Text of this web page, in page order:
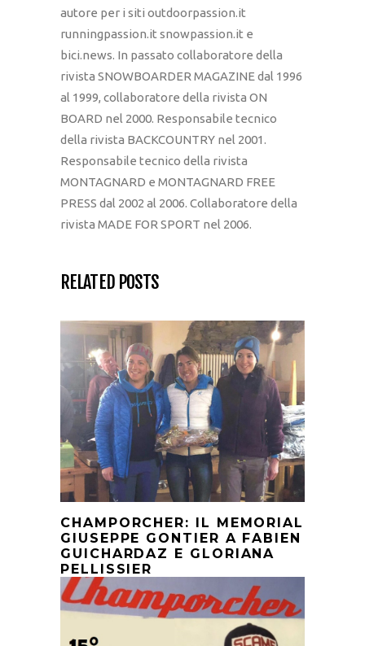
autore per i siti outdoorpassion.it
runningpassion.it snowpassion.it e
bici.news. In passato collaboratore della
rivista SNOWBOARDER MAGAZINE dal 1996
al 1999, collaboratore della rivista ON
BOARD nel 2000. Responsabile tecnico
della rivista BACKCOUNTRY nel 2001.
Responsabile tecnico della rivista
MONTAGNARD e MONTAGNARD FREE
PRESS dal 2002 al 2006. Collaboratore della
rivista MADE FOR SPORT nel 2006.
RELATED POSTS
CHAMPORCHER: IL MEMORIAL
GIUSEPPE GONTIER A FABIEN
GUICHARDAZ E GLORIANA
PELLISSIER